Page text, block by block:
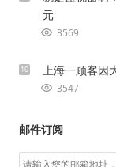
元
3569
10 上海一顾客因
3547
邮件订阅